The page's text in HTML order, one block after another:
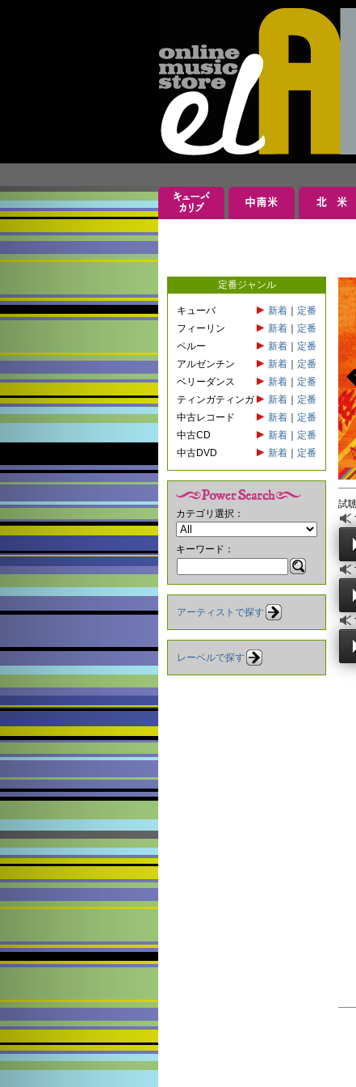
定番ジャンル
キューバ 新着
定番
フィーリン
新着
定番
ペルー
新着
定番
アルゼンチン
新着
定番
ベリーダンス
新着
定番
ティンガティンガ
新着
定番
中古レコード
新着
定番
中古CD
新着
定番
中古DVD
新着 定番
カテゴリ選択：
キーワード：
アーティストで探す
レーベルで探す
試